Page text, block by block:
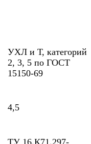
УХЛ и Т, категорий
2, 3, 5 по ГОСТ
15150-69
4,5